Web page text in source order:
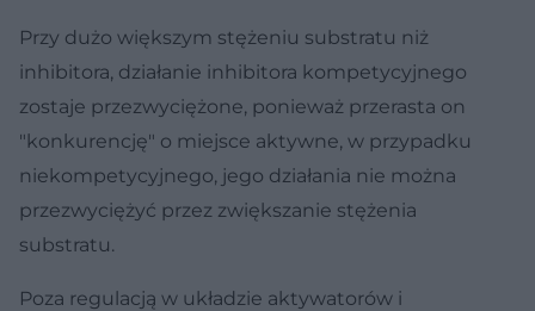
Przy dużo większym stężeniu substratu niż
inhibitora, działanie inhibitora kompetycyjnego
zostaje przezwyciężone, ponieważ przerasta on
"konkurencję" o miejsce aktywne, w przypadku
niekompetycyjnego, jego działania nie można
przezwyciężyć przez zwiększanie stężenia
substratu.
Poza regulacją w układzie aktywatorów i